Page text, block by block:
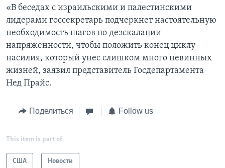
«В беседах с израильскими и палестинскими
лидерами госсекретарь подчеркнет настоятельную
необходимость шагов по деэскалации
напряженности, чтобы положить конец циклу
насилия, который унес слишком много невинных
жизней, заявил представитель Госдепартамента
Нед Прайс.
Поделиться Follow us
This item is part of
США Новости